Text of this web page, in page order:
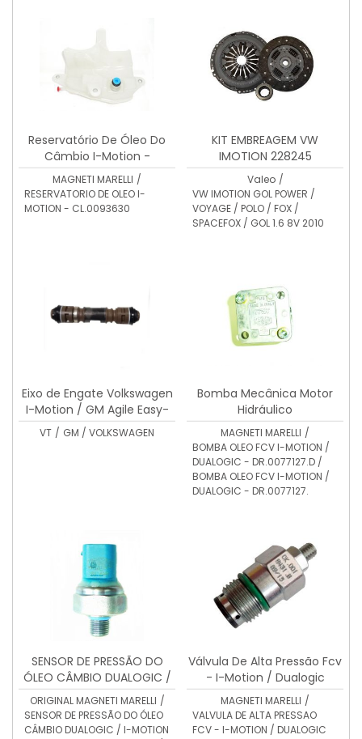
Reservatório De Óleo Do
Câmbio I-Motion -
CL.0093630
MAGNETI MARELLI /
RESERVATORIO DE OLEO I-
MOTION - CL.0093630
KIT EMBREAGEM VW
IMOTION 228245
Valeo /
VW IMOTION GOL POWER /
VOYAGE / POLO / FOX /
SPACEFOX / GOL 1.6 8V 2010
Eixo de Engate Volkswagen
I-Motion / GM Agile Easy-
Tronic
VT / GM / VOLKSWAGEN
Bomba Mecânica Motor
Hidráulico
MAGNETI MARELLI /
BOMBA OLEO FCV I-MOTION /
DUALOGIC - DR.0077127.D /
BOMBA OLEO FCV I-MOTION /
DUALOGIC - DR.0077127.
SENSOR DE PRESSÃO DO
ÓLEO CÂMBIO DUALOGIC /
I-MOTION - 50205592 FIAT
DUALOGIC / VW I-MOTION
ORIGINAL MAGNETI MARELLI /
SENSOR DE PRESSÃO DO ÓLEO
CÂMBIO DUALOGIC / I-MOTION
Válvula De Alta Pressão Fcv
- I-Motion / Dualogic
CK.0018431.B
MAGNETI MARELLI /
VALVULA DE ALTA PRESSAO
FCV - I-MOTION / DUALOGIC